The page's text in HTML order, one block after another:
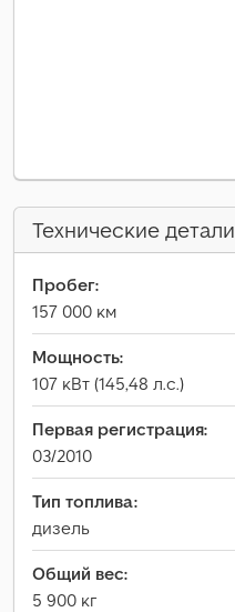
Технические детали
Пробег:
157 000 км
Мощность:
107 кВт (145,48 л.с.)
Первая регистрация:
03/2010
Тип топлива:
дизель
Общий вес:
5 900 кг